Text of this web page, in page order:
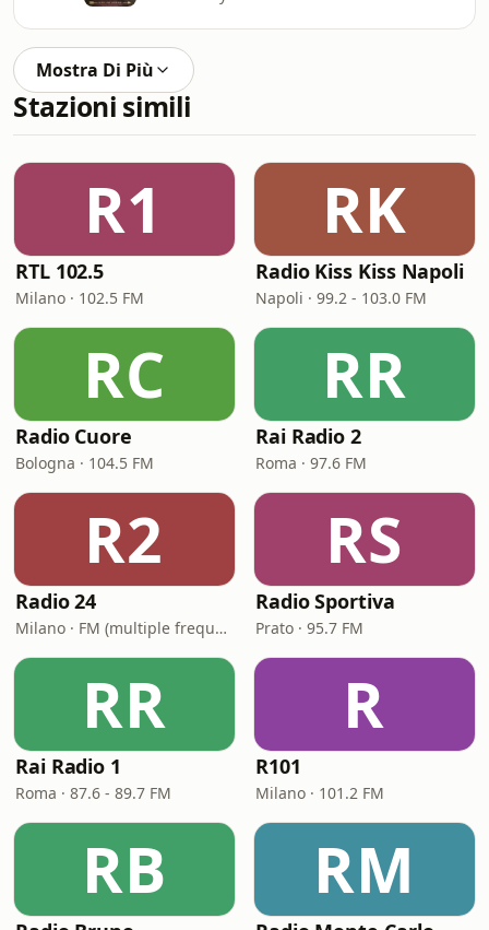
Mostra Di Più
Stazioni simili
R1
RTL 102.5
Milano · 102.5 FM
RK
Radio Kiss Kiss Napoli
Napoli · 99.2 - 103.0 FM
RC
Radio Cuore
Bologna · 104.5 FM
RR
Rai Radio 2
Roma · 97.6 FM
R2
Radio 24
Milano · FM (multiple frequencies nationwide), DAB, Satellite
RS
Radio Sportiva
Prato · 95.7 FM
RR
Rai Radio 1
Roma · 87.6 - 89.7 FM
R
R101
Milano · 101.2 FM
RB RM